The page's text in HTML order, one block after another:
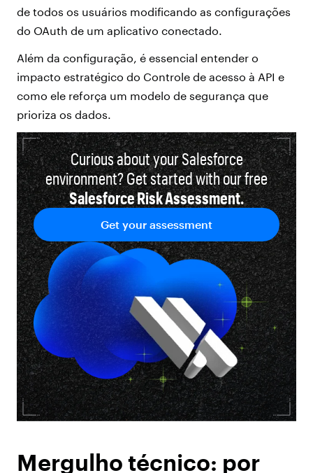
de todos os usuários modificando as configurações
do OAuth de um aplicativo conectado.
Além da configuração, é essencial entender o
impacto estratégico do Controle de acesso à API e
como ele reforça um modelo de segurança que
prioriza os dados.
Curious about your Salesforce
environment? Get started with our free
Salesforce Risk Assessment.
Get your assessment
Mergulho técnico: por